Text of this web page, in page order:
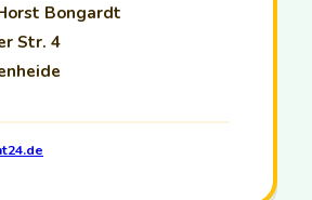
Bongardt
Str. 4